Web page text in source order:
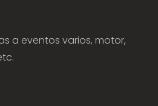
a eventos varios, motor,